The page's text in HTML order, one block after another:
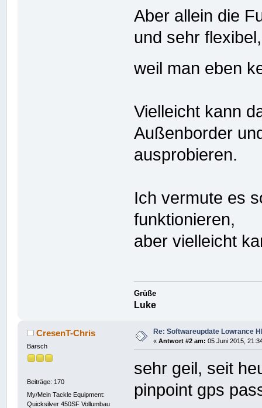
Aber allein die
und sehr flexibel,
weil man eben
Vielleicht kann
Außenborder
ausprobieren.
Ich vermute es
funktionieren,
aber vielleicht
Grüße
Luke
CresenT-Chris
Barsch
Beiträge: 170
My/Mein Tackle Equipment:
Quicksilver 450SF Vollumbau
Re: Softwareupdate Lowrance
« Antwort #2 am: 05 Juni 2015,
sehr geil, seit
pinpoint gps